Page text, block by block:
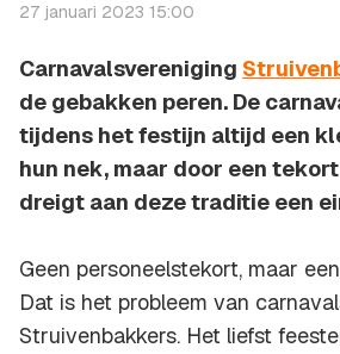
27 januari 2023 15:00
Carnavalsvereniging
de gebakken peren. De
tijdens het festijn altijd een
hun nek, maar door een
dreigt aan deze traditie een
Geen personeelstekort, maar
Dat is het probleem van
Struivenbakkers. Het liefst